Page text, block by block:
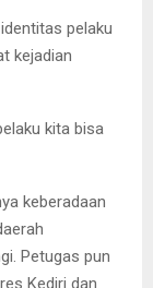
pelaku
kejadian
kita bisa
keberadaan
Petugas pun
Kediri dan